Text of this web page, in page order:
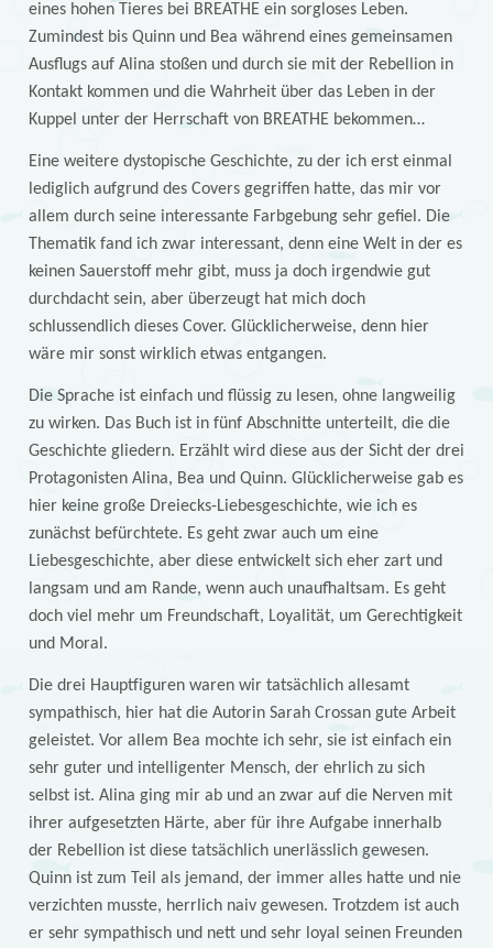
eines hohen Tieres bei BREATHE ein sorgloses Leben.
Zumindest bis Quinn und Bea während eines gemeinsamen
Ausflugs auf Alina stoßen und durch sie mit der Rebellion in
Kontakt kommen und die Wahrheit über das Leben in der
Kuppel unter der Herrschaft von BREATHE bekommen…
Eine weitere dystopische Geschichte, zu der ich erst einmal
lediglich aufgrund des Covers gegriffen hatte, das mir vor
allem durch seine interessante Farbgebung sehr gefiel. Die
Thematik fand ich zwar interessant, denn eine Welt in der es
keinen Sauerstoff mehr gibt, muss ja doch irgendwie gut
durchdacht sein, aber überzeugt hat mich doch
schlussendlich dieses Cover. Glücklicherweise, denn hier
wäre mir sonst wirklich etwas entgangen.
Die Sprache ist einfach und flüssig zu lesen, ohne langweilig
zu wirken. Das Buch ist in fünf Abschnitte unterteilt, die die
Geschichte gliedern. Erzählt wird diese aus der Sicht der drei
Protagonisten Alina, Bea und Quinn. Glücklicherweise gab es
hier keine große Dreiecks-Liebesgeschichte, wie ich es
zunächst befürchtete. Es geht zwar auch um eine
Liebesgeschichte, aber diese entwickelt sich eher zart und
langsam und am Rande, wenn auch unaufhaltsam. Es geht
doch viel mehr um Freundschaft, Loyalität, um Gerechtigkeit
und Moral.
Die drei Hauptfiguren waren wir tatsächlich allesamt
sympathisch, hier hat die Autorin Sarah Crossan gute Arbeit
geleistet. Vor allem Bea mochte ich sehr, sie ist einfach ein
sehr guter und intelligenter Mensch, der ehrlich zu sich
selbst ist. Alina ging mir ab und an zwar auf die Nerven mit
ihrer aufgesetzten Härte, aber für ihre Aufgabe innerhalb
der Rebellion ist diese tatsächlich unerlässlich gewesen.
Quinn ist zum Teil als jemand, der immer alles hatte und nie
verzichten musste, herrlich naiv gewesen. Trotzdem ist auch
er sehr sympathisch und nett und sehr loyal seinen Freunden